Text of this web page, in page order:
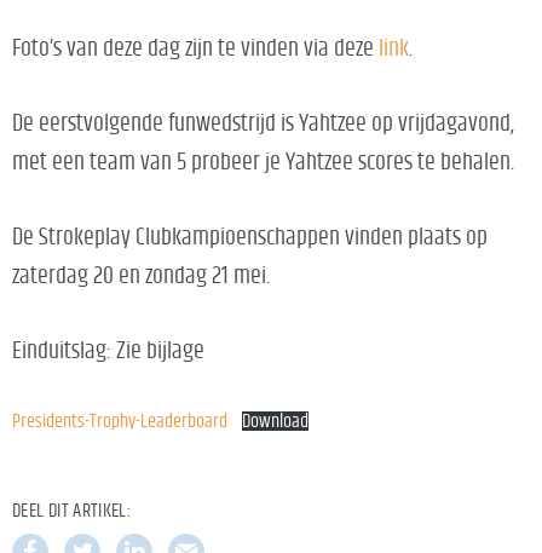
Foto’s van deze dag zijn te vinden via deze link
De eerstvolgende funwedstrijd is Yahtzee op vrijdagavond,
met een team van 5 probeer je Yahtzee scores te behalen.
De Strokeplay Clubkampioenschappen vinden plaats op
zaterdag 20 en zondag 21 mei.
Einduitslag: Zie bijlage
Presidents-Trophy-Leaderboard Download
DEEL DIT ARTIKEL: